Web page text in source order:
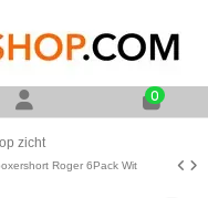
0
uur besteld zelfde dag
Roger 6Pack Wit